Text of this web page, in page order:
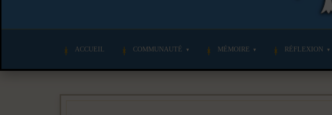
ACCUEIL COMMUNAUTÉ MÉMOIRE RÉFLEXION